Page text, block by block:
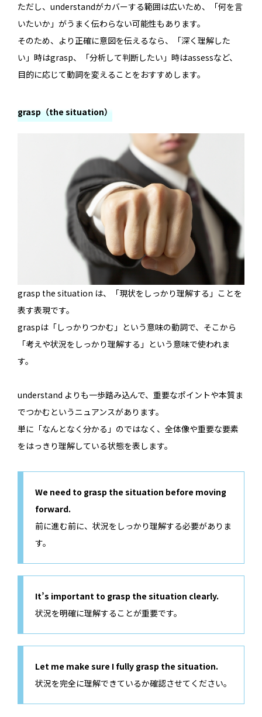
ただし、understandがカバーする範囲は広いため、「何を言
いたいか」がうまく伝わらない可能性もあります。
そのため、より正確に意図を伝えるなら、「深く理解した
い」時はgrasp、「分析して判断したい」時はassessなど、
目的に応じて動詞を変えることをおすすめします。
grasp（the situation）
grasp the situation は、「現状をしっかり理解する」ことを
表す表現です。
graspは「しっかりつかむ」という意味の動詞で、そこから
「考えや状況をしっかり理解する」という意味で使われま
す。
understand よりも一歩踏み込んで、重要なポイントや本質ま
でつかむというニュアンスがあります。
単に「なんとなく分かる」のではなく、全体像や重要な要素
をはっきり理解している状態を表します。
We need to grasp the situation before moving
forward.
前に進む前に、状況をしっかり理解する必要がありま
す。
It’s important to grasp the situation clearly.
状況を明確に理解することが重要です。
Let me make sure I fully grasp the situation.
状況を完全に理解できているか確認させてください。